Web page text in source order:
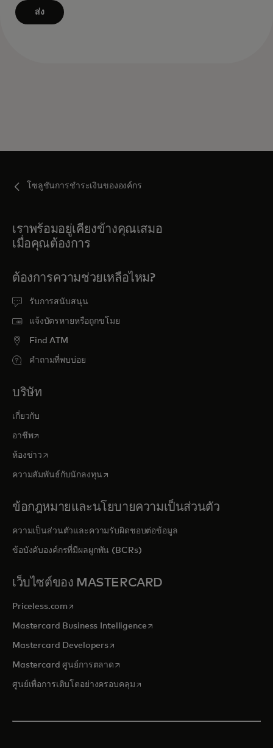
ส่ง
โซลูชันการชำระเงินขององค์กร
เราพร้อมอยู่เคียงข้างคุณเสมอ
เมื่อคุณต้องการ
ต้องการความช่วยเหลือไหม?
รับการสนับสนุน
แจ้งบัตรหายหรือถูกขโมย
Find ATM
คำถามที่พบบ่อย
บริษัท
เกี่ยวกับ
อาชีพopens in a new tab
ห้องข่าว opens in a new tab
ความสัมพันธ์กับนักลงทุนopens in a new tab
ข้อกฎหมายและนโยบายความเป็นส่วนตัว
ความเป็นส่วนตัวและความรับผิดชอบต่อข้อมูล
ข้อบังคับองค์กรที่มีผลผูกพัน (BCRs)
เว็บไซต์ของ MASTERCARD
Priceless.com opens in a new tab
Mastercard Business Intelligenceopens in a new tab
Mastercard Developersopens in a new tab
Mastercard ศูนย์การตลาด opens in a new tab
ศูนย์เพื่อการเติบโตอย่างครอบคลุมopens in a new tab